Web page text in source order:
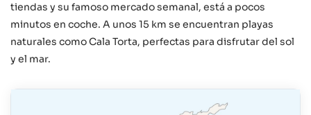
tiendas y su famoso mercado semanal, está a pocos
minutos en coche. A unos 15 km se encuentran playas
naturales como Cala Torta, perfectas para disfrutar del sol
y el mar.